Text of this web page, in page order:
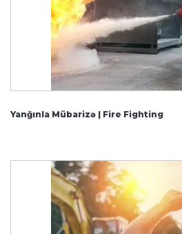
Yanğınla Mübarizə | Fire Fighting